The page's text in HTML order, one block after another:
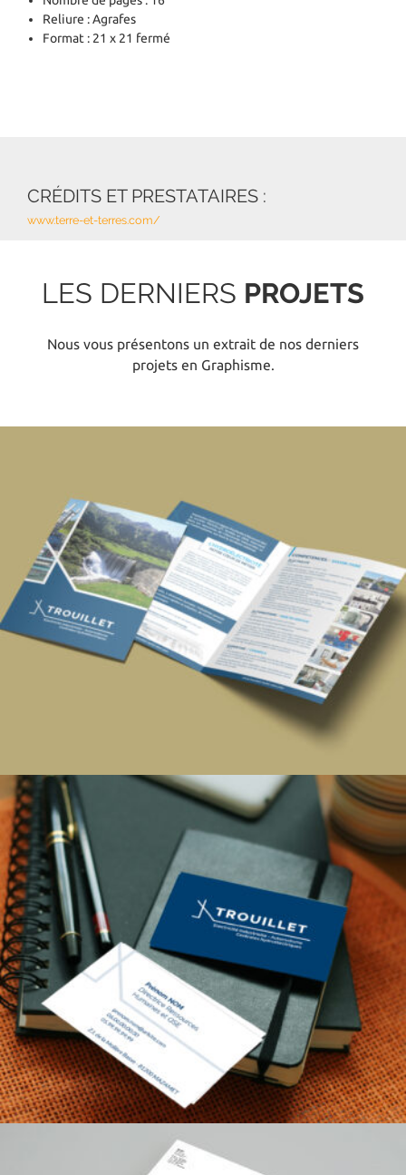
Reliure : Agrafes
Format : 21 x 21 fermé
CRÉDITS ET PRESTATAIRES :
www.terre-et-terres.com/
LES DERNIERS PROJETS
Nous vous présentons un extrait de nos derniers
projets en Graphisme.